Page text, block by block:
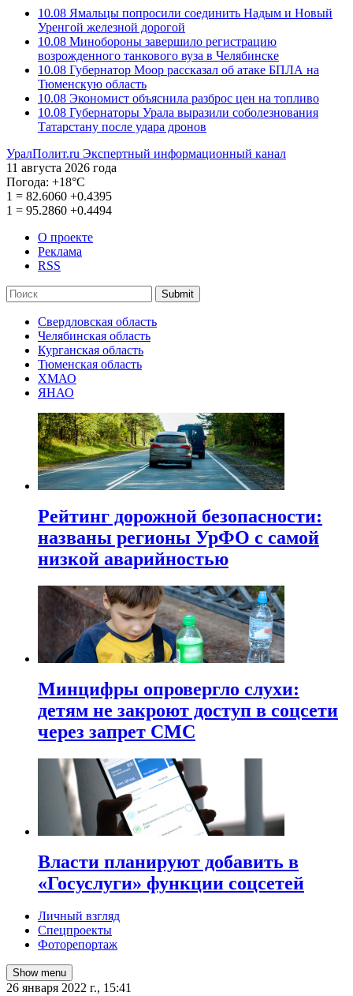
10.08 Ямальцы попросили соединить Надым и Новый
Уренгой железной дорогой
10.08 Минобороны завершило регистрацию
возрожденного танкового вуза в Челябинске
10.08 Губернатор Моор рассказал об атаке БПЛА на
Тюменскую область
10.08 Экономист объяснила разброс цен на топливо
10.08 Губернаторы Урала выразили соболезнования
Татарстану после удара дронов
УралПолит.ru Экспертный информационный канал
11 августа 2026 года
Погода: +18°С
1 = 82.6060 +0.4395
1 = 95.2860 +0.4494
О проекте
Реклама
RSS
Submit
Свердловская область
Челябинская область
Курганская область
Тюменская область
ХМАО
ЯНАО
Рейтинг дорожной безопасности:
названы регионы УрФО с самой
низкой аварийностью
Минцифры опровергло слухи:
детям не закроют доступ в соцсети
через запрет СМС
Власти планируют добавить в
«Госуслуги» функции соцсетей
Личный взгляд
Спецпроекты
Фоторепортаж
Show menu
26 января 2022 г., 15:41